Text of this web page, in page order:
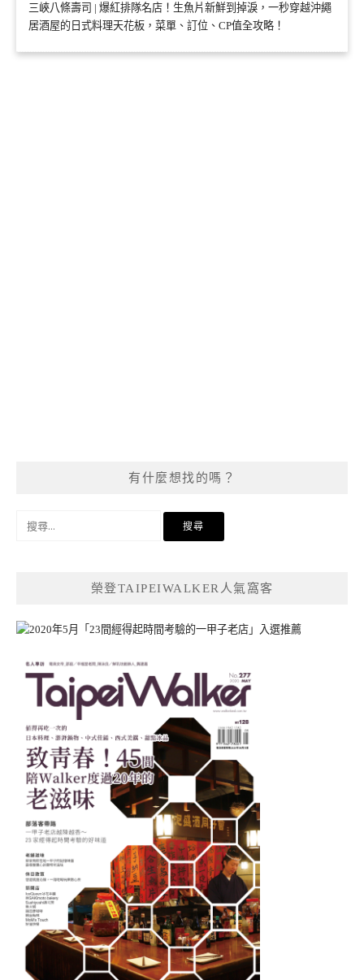
三峽八條壽司 | 爆紅排隊名店！生魚片新鮮到掉淚，一秒穿越沖繩
居酒屋的日式料理天花板，菜單、訂位、CP值全攻略！
有什麼想找的嗎？
榮登TAIPEIWALKER人氣窩客